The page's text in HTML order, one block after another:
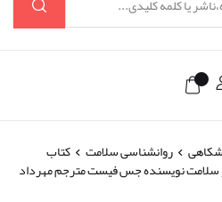
روانشناسی سلامت کتاب
سلامت نویسنده جس فیست مترجم مهرداد